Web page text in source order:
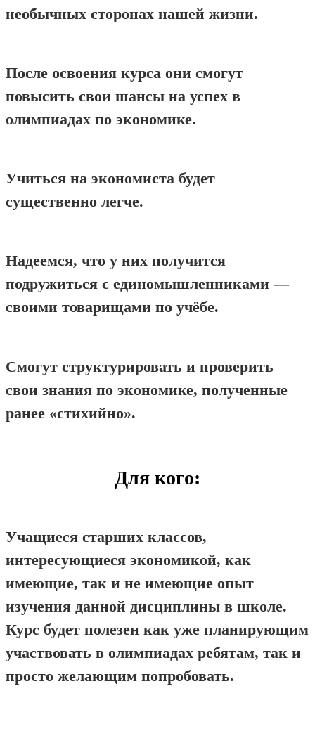
необычных сторонах нашей жизни.
После освоения курса они смогут
повысить свои шансы на успех в
олимпиадах по экономике.
Учиться на экономиста будет
существенно легче.
Надеемся, что у них получится
подружиться с единомышленниками —
своими товарищами по учёбе.
Смогут структурировать и проверить
свои знания по экономике, полученные
ранее «стихийно».
Для кого:
Учащиеся старших классов,
интересующиеся экономикой, как
имеющие, так и не имеющие опыт
изучения данной дисциплины в школе.
Курс будет полезен как уже планирующим
участвовать в олимпиадах ребятам, так и
просто желающим попробовать.